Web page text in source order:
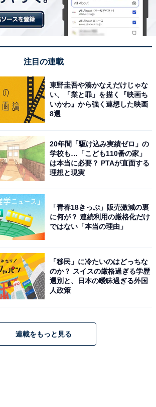
3.5万円の差……「学歴別」初任給
額
歴別に見ると、「大学院修了」は24.8
23.2万円、「専門卒」が19.7万円でし
と大卒の初任給では3.5万円の差があ
した。
詳しく見ると、全体の初任給平均が
院卒」は、男性が25.0万円、女性が
平均が23.6万円の「大卒」は、男性が
22.5万円でした。
注目の連載
東野圭吾や湊かなえだけじゃな
い、「業と罪」を描く『映画ち
いかわ』から強く連想した映画
8選
20年間「駆け込み実績ゼロ」の
学校も…「こども110番の家」
は本当に必要？ PTAが直面する
理想と現実
「青春18きっぷ」販売激減の裏
に何が？ 連続利用の厳格化だけ
ではない「本当の理由」
「移民」に冷たいのはどっちな
のか？ スイスの厳格過ぎる学歴
選別と、日本の曖昧過ぎる外国
人政策
連載をもっと見る